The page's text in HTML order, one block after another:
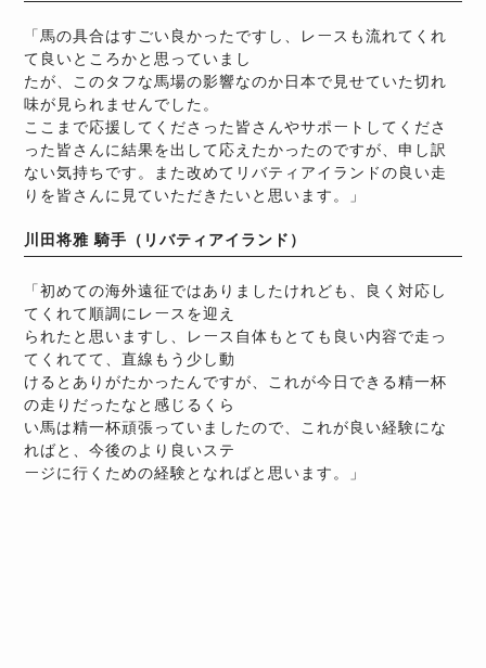
「馬の具合はすごい良かったですし、レースも流れてくれ
て良いところかと思っていまし
たが、このタフな馬場の影響なのか日本で見せていた切れ
味が見られませんでした。
ここまで応援してくださった皆さんやサポートしてくださ
った皆さんに結果を出して応えたかったのですが、申し訳
ない気持ちです。また改めてリバティアイランドの良い走
りを皆さんに見ていただきたいと思います。」
川田将雅 騎手（リバティアイランド）
「初めての海外遠征ではありましたけれども、良く対応し
てくれて順調にレースを迎え
られたと思いますし、レース自体もとても良い内容で走っ
てくれてて、直線もう少し動
けるとありがたかったんですが、これが今日できる精一杯
の走りだったなと感じるくら
い馬は精一杯頑張っていましたので、これが良い経験にな
ればと、今後のより良いステ
ージに行くための経験となればと思います。」